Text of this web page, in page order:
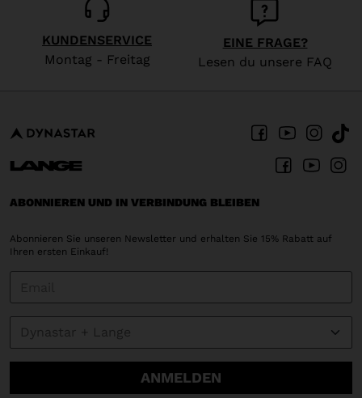
KUNDENSERVICE
Montag - Freitag
EINE FRAGE?
Lesen du unsere FAQ
ABONNIEREN UND IN VERBINDUNG BLEIBEN
Abonnieren Sie unseren Newsletter und erhalten Sie 15% Rabatt auf
Ihren ersten Einkauf!
ANMELDEN